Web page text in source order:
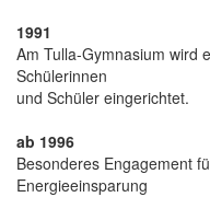
1991
Am Tulla-Gymnasium wird
Schülerinnen
und Schüler eingerichtet.
ab 1996
Besonderes Engagement
Energieeinsparung